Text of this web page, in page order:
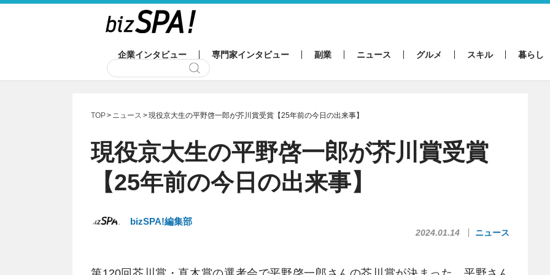
企業インタビュー 専門家インタビュー 副業 ニュース グルメ スキル 暮らし
TOP ニュース 現役京大生の平野啓一郎が芥川賞受賞【25年前の今日の出来事】
現役京大生の平野啓一郎が芥川賞受賞
【25年前の今日の出来事】
bizSPA!編集部
2024.01.14 ニュース